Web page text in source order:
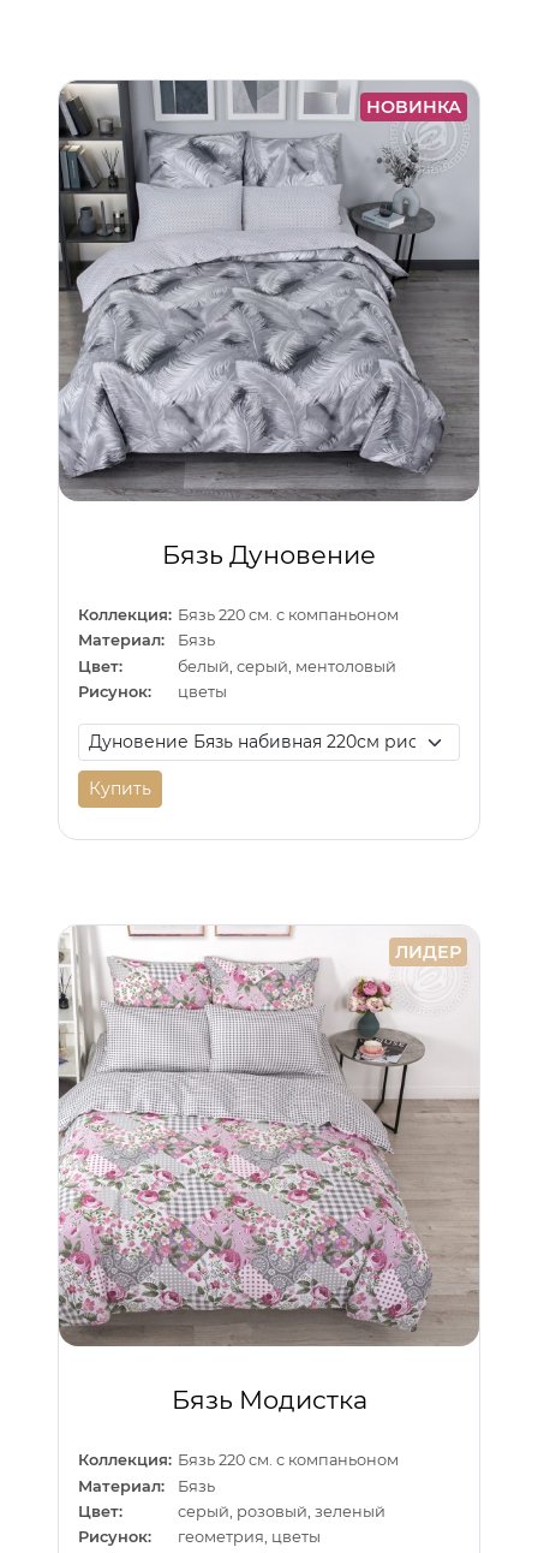
НОВИНКА
Бязь Дуновение
Коллекция: Бязь 220 см. с компаньоном
Материал:
Бязь
Цвет:
белый, серый, ментоловый
Рисунок:
цветы
Купить
ЛИДЕР
Бязь Модистка
Коллекция: Бязь 220 см. с компаньоном
Материал:
Бязь
Цвет:
серый, розовый, зеленый
Рисунок:
геометрия, цветы